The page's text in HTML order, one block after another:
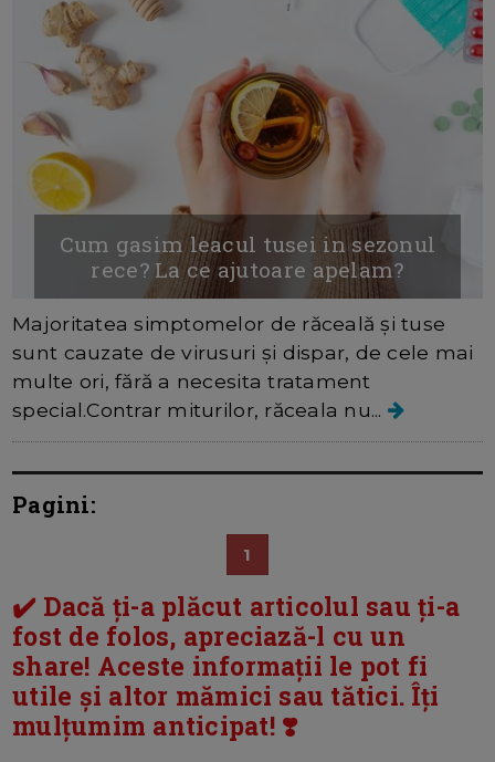
Cum gasim leacul tusei in sezonul
rece? La ce ajutoare apelam?
Majoritatea simptomelor de răceală și tuse
sunt cauzate de virusuri și dispar, de cele mai
multe ori, fără a necesita tratament
special.Contrar miturilor, răceala nu...
Pagini:
1
✔️ Dacă ți-a plăcut articolul sau ți-a
fost de folos, apreciază-l cu un
share! Aceste informații le pot fi
utile și altor mămici sau tătici. Îți
mulțumim anticipat! ❣️